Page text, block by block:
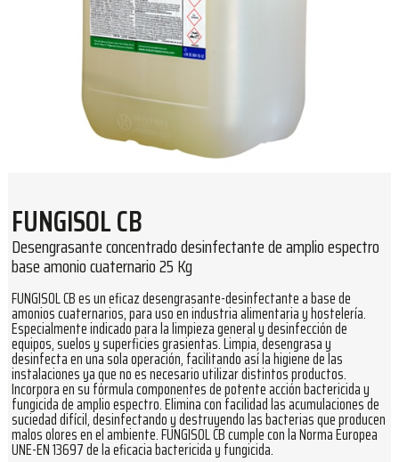
FUNGISOL CB
Desengrasante concentrado desinfectante de amplio espectro
base amonio cuaternario 25 Kg
FUNGISOL CB es un eficaz desengrasante-desinfectante a base de
amonios cuaternarios, para uso en industria alimentaria y hostelería.
Especialmente indicado para la limpieza general y desinfección de
equipos, suelos y superficies grasientas. Limpia, desengrasa y
desinfecta en una sola operación, facilitando así la higiene de las
instalaciones ya que no es necesario utilizar distintos productos.
Incorpora en su fórmula componentes de potente acción bactericida y
fungicida de amplio espectro. Elimina con facilidad las acumulaciones de
suciedad difícil, desinfectando y destruyendo las bacterias que producen
malos olores en el ambiente. FUNGISOL CB cumple con la Norma Europea
UNE-EN 13697 de la eficacia bactericida y fungicida.